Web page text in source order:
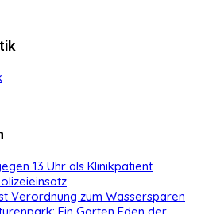
13 Uhr als Klinikpatient
Verordnung zum Wassersparen